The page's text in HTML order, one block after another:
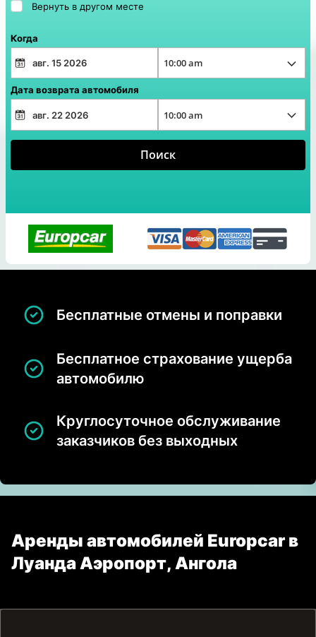
Вернуть в другом месте
Когда
Дата возврата автомобиля
Поиск
Бесплатные отмены и поправки
Бесплатное страхование ущерба
автомобилю
Круглосуточное обслуживание
заказчиков без выходных
Аренды автомобилей Europcar в
Луанда Аэропорт, Ангола